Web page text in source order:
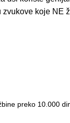
zvukove koje NE
preko 10.000